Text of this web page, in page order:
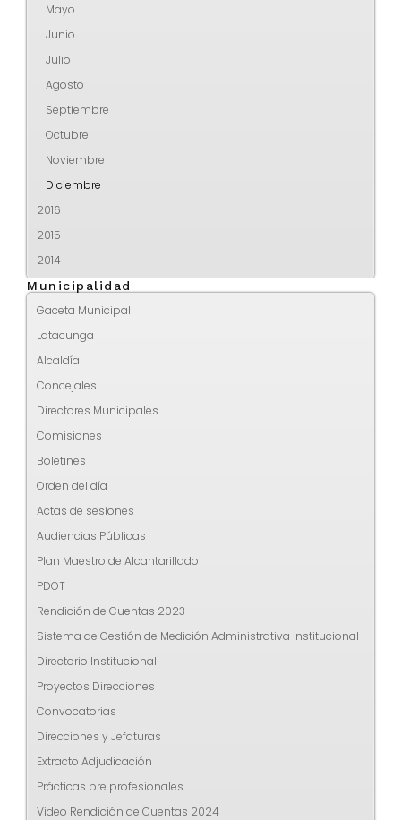
Mayo
Junio
Julio
Agosto
Septiembre
Octubre
Noviembre
Diciembre
2016
2015
2014
Municipalidad
Gaceta Municipal
Latacunga
Alcaldía
Concejales
Directores Municipales
Comisiones
Boletines
Orden del día
Actas de sesiones
Audiencias Públicas
Plan Maestro de Alcantarillado
PDOT
Rendición de Cuentas 2023
Sistema de Gestión de Medición Administrativa Institucional
Directorio Institucional
Proyectos Direcciones
Convocatorias
Direcciones y Jefaturas
Extracto Adjudicación
Prácticas pre profesionales
Video Rendición de Cuentas 2024